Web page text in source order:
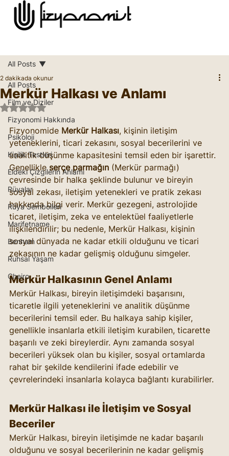
All Posts
Film ve Diziler
Fizyonomi Hakkında
Psikoloji
Kişilik Testleri
Eldeki Çizgilerin Anlamı
Rüyalar
Rüya Sembolleri
Marifetname
Benham
Ruhsal Yaşam
Cheiro
All Posts
Merkür Halkası ve Anlamı
2 dakikada okunur
5 üzerinden NaN yıldız
Fizyonomide Merkür Halkası, kişinin iletişim
yeteneklerini, ticari zekasını, sosyal becerilerini ve
analitik düşünme kapasitesini temsil eden bir işarettir.
Genellikle serçe parmağın (Merkür parmağı)
çevresinde bir halka şeklinde bulunur ve bireyin
sosyal zekası, iletişim yetenekleri ve pratik zekası
hakkında bilgi verir. Merkür gezegeni, astrolojide
ticaret, iletişim, zeka ve entelektüel faaliyetlerle
ilişkilendirilir; bu nedenle, Merkür Halkası, kişinin
sosyal dünyada ne kadar etkili olduğunu ve ticari
zekasının ne kadar gelişmiş olduğunu simgeler.
Merkür Halkasının Genel Anlamı
Merkür Halkası, bireyin iletişimdeki başarısını,
ticaretle ilgili yeteneklerini ve analitik düşünme
becerilerini temsil eder. Bu halkaya sahip kişiler,
genellikle insanlarla etkili iletişim kurabilen, ticarette
başarılı ve zeki bireylerdir. Aynı zamanda sosyal
becerileri yüksek olan bu kişiler, sosyal ortamlarda
rahat bir şekilde kendilerini ifade edebilir ve
çevrelerindeki insanlarla kolayca bağlantı kurabilirler.
Merkür Halkası ile İletişim ve Sosyal
Beceriler
Merkür Halkası, bireyin iletişimde ne kadar başarılı
olduğunu ve sosyal becerilerinin ne kadar gelişmiş